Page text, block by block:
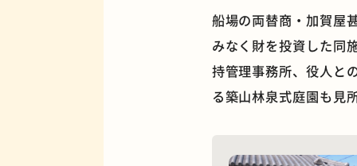
船場の両替商・加賀屋
みなく財を投資した同
持管理事務所、役人と
る築山林泉式庭園も見